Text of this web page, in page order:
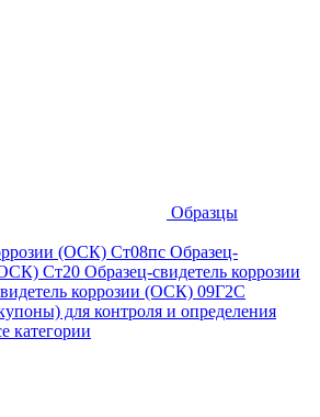
Образцы
(ОСК) Ст08пс Образец-
Ст20 Образец-свидетель коррозии
коррозии (ОСК) 09Г2С
для контроля и определения
категории